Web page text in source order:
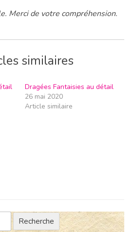
Merci de votre compréhension.
similaires
Dragées Fantaisies au détail
26 mai 2020
Article similaire
Recherche